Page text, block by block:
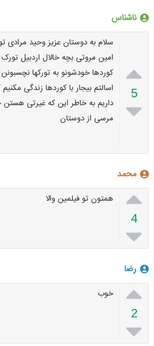
ناشناس

5

سلام به دوستان عزیز وحید مرادی
امین مروتی بچه خالال اردبیل
کوردها خودشونو به تورکها
اسالتم بیجار با کوردها زندگی
داریم به خاطر این که غیرتی
مرسی از دوستان
محمد

4

همتون تو فیلمین والا
رضا

2

خوب